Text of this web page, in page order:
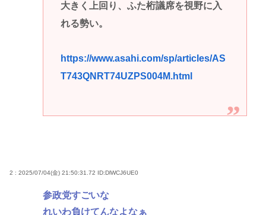
大きく上回り、ふた桁議席を視野に入
れる勢い。
https://www.asahi.com/sp/articles/AS
T743QNRT74UZPS004M.html
2 : 2025/07/04(金) 21:50:31.72 ID:DlWCJ6UE0
参政党すごいな
れいわ負けてんなよなぁ